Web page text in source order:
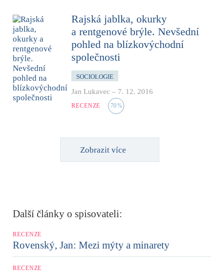
Rajská jablka, okurky
a rentgenové brýle. Nevšední
pohled na blízkovýchodní
společnosti
SOCIOLOGIE
Jan Lukavec – 7. 12. 2016
RECENZE 70%
Zobrazit více
Další články o spisovateli:
RECENZE
Rovenský, Jan: Mezi mýty a minarety
RECENZE